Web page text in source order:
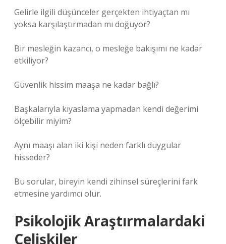
Gelirle ilgili düşünceler gerçekten ihtiyaçtan mı
yoksa karşılaştırmadan mı doğuyor?
Bir mesleğin kazancı, o mesleğe bakışımı ne kadar
etkiliyor?
Güvenlik hissim maaşa ne kadar bağlı?
Başkalarıyla kıyaslama yapmadan kendi değerimi
ölçebilir miyim?
Aynı maaşı alan iki kişi neden farklı duygular
hisseder?
Bu sorular, bireyin kendi zihinsel süreçlerini fark
etmesine yardımcı olur.
Psikolojik Araştırmalardaki
Çelişkiler